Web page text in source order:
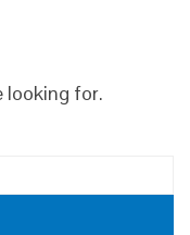
looking for.